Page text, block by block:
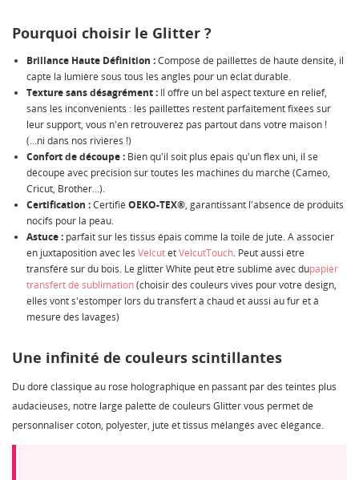
Pourquoi choisir le Glitter ?
Brillance Haute Définition :Composé de paillettes de haute densité, il
capte la lumière sous tous les angles pour un éclat durable.
Texture sans désagrément : Il offre un bel aspect texturé en relief,
sans les inconvénients : les paillettes restent parfaitement fixées sur
leur support, vous n'en retrouverez pas partout dans votre maison !
(...ni dans nos rivières !)
Confort de découpe : Bien qu'il soit plus épais qu'un flex uni, il se
découpe avec précision sur toutes les machines du marché (Cameo,
Cricut, Brother...).
Certification :Certifié OEKO-TEX®, garantissant l'absence de produits
nocifs pour la peau.
Astuce : parfait sur les tissus épais comme la toile de jute. A associer
en juxtaposition avec les VelcutetVelcutTouch. Peut aussi être
transféré sur du bois. Le glitter White peut être sublimé avec dupapier
transfert de sublimation(choisir des couleurs vives pour votre design,
elles vont s'estomper lors du transfert à chaud et aussi au fur et à
mesure des lavages)
Une infinité de couleurs scintillantes
Du doré classique au rose holographique en passant par des teintes plus
audacieuses, notre large palette de couleurs Glitter vous permet de
personnaliser coton, polyester, jute et tissus mélangés avec élégance.